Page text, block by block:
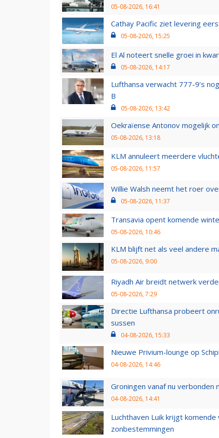
05-08-2026, 16:41
Cathay Pacific ziet levering
05-08-2026, 15:25
El Al noteert snelle groei in
05-08-2026, 14:17
Lufthansa verwacht 777-9’s
B
05-08-2026, 13:42
Oekraïense Antonov mogelijk
05-08-2026, 13:18
KLM annuleert meerdere
05-08-2026, 11:57
Willie Walsh neemt het roer
05-08-2026, 11:37
Transavia opent komende
05-08-2026, 10:46
KLM blijft net als veel andere
05-08-2026, 9:00
Riyadh Air breidt netwerk
05-08-2026, 7:29
Directie Lufthansa probeert
sussen
04-08-2026, 15:33
Nieuwe Privium-lounge op
04-08-2026, 14:46
Groningen vanaf nu
04-08-2026, 14:41
Luchthaven Luik krijgt
zonbestemmingen